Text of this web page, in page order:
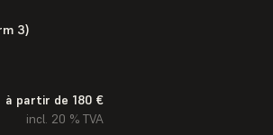
3)
à partir de 180 €
incl. 20 % TVA